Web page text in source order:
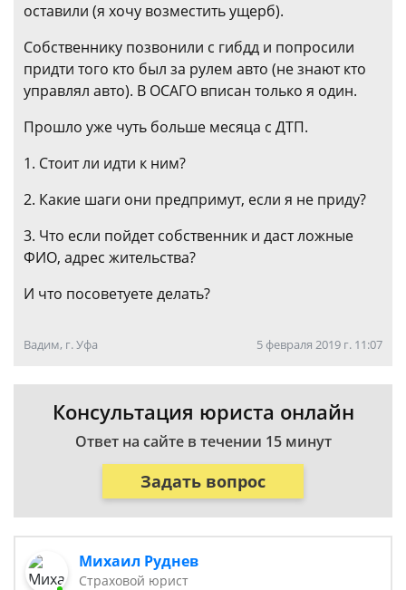
оставили (я хочу возместить ущерб).
Собственнику позвонили с гибдд и попросили
придти того кто был за рулем авто (не знают кто
управлял авто). В ОСАГО вписан только я один.
Прошло уже чуть больше месяца с ДТП.
1. Стоит ли идти к ним?
2. Какие шаги они предпримут, если я не приду?
3. Что если пойдет собственник и даст ложные
ФИО, адрес жительства?
И что посоветуете делать?
Вадим, г. Уфа 5 февраля 2019 г. 11:07
Консультация юриста онлайн
Ответ на сайте в течении 15 минут
Задать вопрос
Михаил Руднев
Страховой юрист